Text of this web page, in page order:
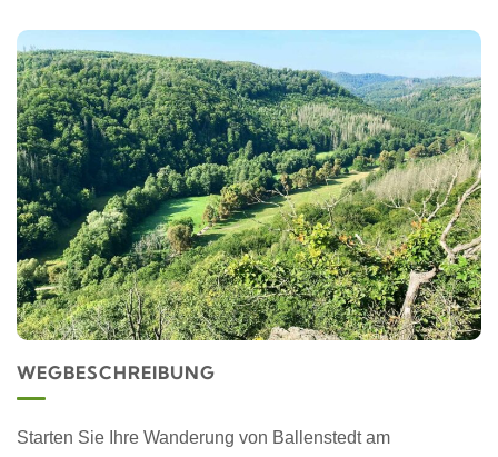
WEGBESCHREIBUNG
Starten Sie Ihre Wanderung von Ballenstedt am